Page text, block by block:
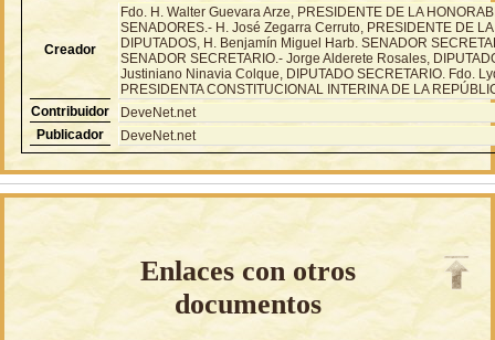
Creador
Fdo. H. Walter Guevara Arze, PRESIDENTE DE LA
SENADORES.- H. José Zegarra Cerruto, PRESIDENTE DE
DIPUTADOS, H. Benjamín Miguel Harb. SENADOR
SENADOR SECRETARIO.- Jorge Alderete Rosales,
Justiniano Ninavia Colque, DIPUTADO SECRETARIO. Fdo.
PRESIDENTA CONSTITUCIONAL INTERINA DE LA
Contribuidor
DeveNet.net
Publicador
DeveNet.net
Enlaces con otros
documentos